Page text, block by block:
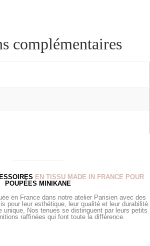
complémentaires
EN TISSU MADE IN FRANCE POUR
POUPÉES MINIKANE
en France dans notre atelier Parisien avec des
pour leur esthétique, leur qualité et leur durabilité.
unique, Nos tenues se distinguent par leurs petits
raffinées qui font toute la différence.